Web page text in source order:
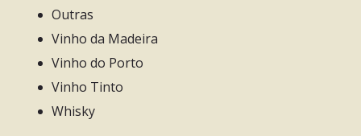
Outras
Vinho da Madeira
Vinho do Porto
Vinho Tinto
Whisky